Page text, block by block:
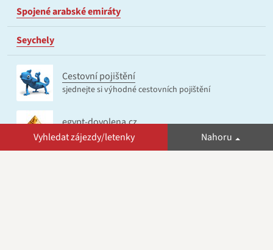
Vyhledat zájezdy/letenky Nahoru
Spojené arabské emiráty
Seychely
Cestovní pojištění
sjednejte si výhodné cestovních pojištění
egypt-dovolena.cz
informační web o Egyptě